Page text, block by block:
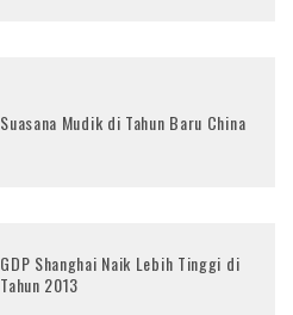
Suasana Mudik di Tahun Baru China
GDP Shanghai Naik Lebih Tinggi di
Tahun 2013